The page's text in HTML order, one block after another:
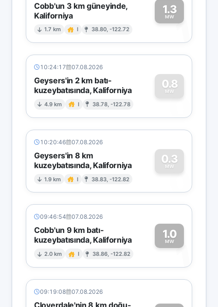
Cobb'un 3 km güneyinde,
Kaliforniya
1.7 km I 38.80, -122.72
1.3
MW1
10:24:17 07.08.2026
Geysers'in 2 km batı-
kuzeybatısında, Kaliforniya
4.9 km I 38.78, -122.78
0.8
MW
0
10:20:46 07.08.2026
Geysers'in 8 km
kuzeybatısında, Kaliforniya
1.9 km I 38.83, -122.82
0.3
MW
0
09:46:54 07.08.2026
Cobb'un 9 km batı-
kuzeybatısında, Kaliforniya
2.0 km I 38.86, -122.82
1.0
MW1
09:19:08 07.08.2026
Cloverdale'nin 8 km doğu-